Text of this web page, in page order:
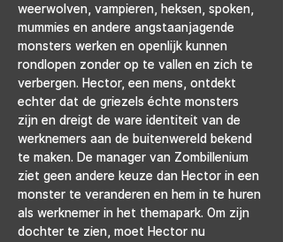
weerwolven, vampieren, heksen, spoken,
mummies en andere angstaanjagende
monsters werken en openlijk kunnen
rondlopen zonder op te vallen en zich te
verbergen. Hector, een mens, ontdekt
echter dat de griezels échte monsters
zijn en dreigt de ware identiteit van de
werknemers aan de buitenwereld bekend
te maken. De manager van Zombillenium
ziet geen andere keuze dan Hector in een
monster te veranderen en hem in te huren
als werknemer in het themapark. Om zijn
dochter te zien, moet Hector nu